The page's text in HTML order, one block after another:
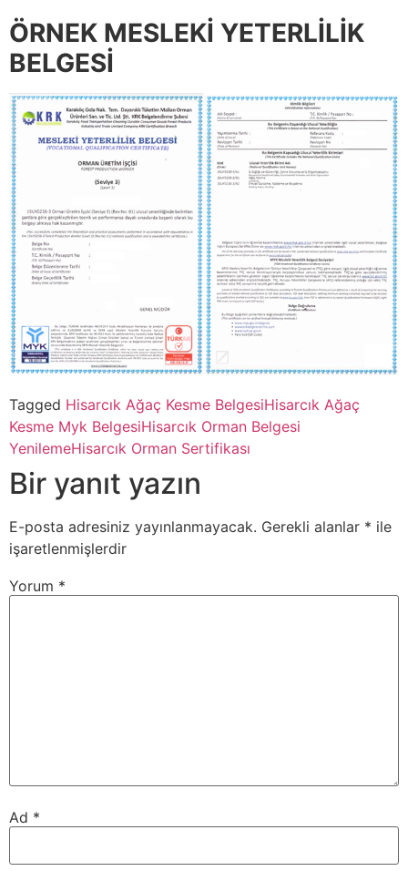
ÖRNEK MESLEKİ YETERLİLİK
BELGESİ
Tagged Hisarcık Ağaç Kesme BelgesiHisarcık Ağaç
Kesme Myk BelgesiHisarcık Orman Belgesi
YenilemeHisarcık Orman Sertifikası
Bir yanıt yazın
E-posta adresiniz yayınlanmayacak. Gerekli alanlar * ile
işaretlenmişlerdir
Yorum *
Ad *